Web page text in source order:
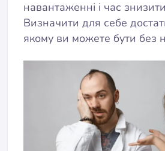
навантаженні і час
Визначити для себе
якому ви можете бути без